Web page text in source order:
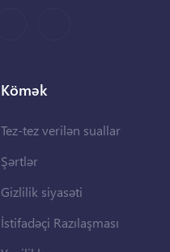
Kömək
Tez-tez verilən suallar
Şərtlər
Gizlilik siyasəti
İstifadəçi Razılaşması